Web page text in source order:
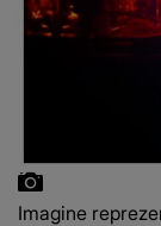
Imagine